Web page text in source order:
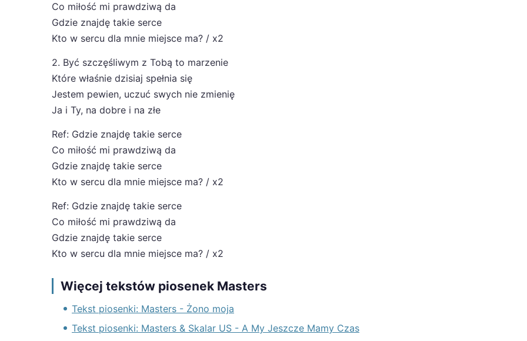
Co miłość mi prawdziwą da
Gdzie znajdę takie serce
Kto w sercu dla mnie miejsce ma? / x2
2. Być szczęśliwym z Tobą to marzenie
Które właśnie dzisiaj spełnia się
Jestem pewien, uczuć swych nie zmienię
Ja i Ty, na dobre i na złe
Ref: Gdzie znajdę takie serce
Co miłość mi prawdziwą da
Gdzie znajdę takie serce
Kto w sercu dla mnie miejsce ma? / x2
Ref: Gdzie znajdę takie serce
Co miłość mi prawdziwą da
Gdzie znajdę takie serce
Kto w sercu dla mnie miejsce ma? / x2
Więcej tekstów piosenek Masters
Tekst piosenki: Masters - Żono moja
Tekst piosenki: Masters & Skalar US - A My Jeszcze Mamy Czas